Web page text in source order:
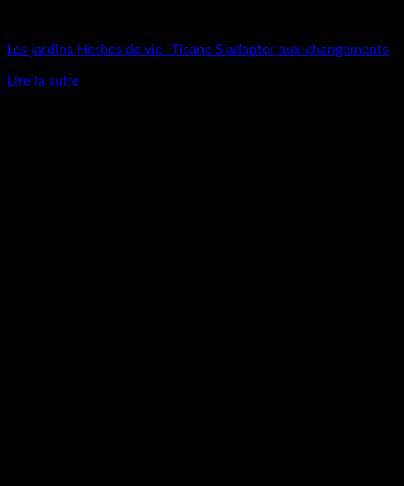
Les jardins Herbes de vie- Tisane S’adapter aux changements
Lire la suite